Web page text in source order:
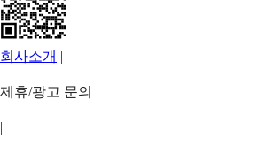
회사소개 |
제휴/광고 문의
|